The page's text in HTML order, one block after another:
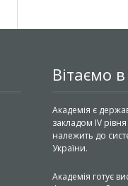
Вітаємо
Академія є
закладом IV
належить до
України.
Академія готує